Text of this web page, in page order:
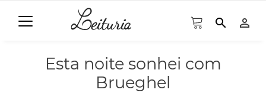
search person_outline
Esta noite sonhei com
Brueghel